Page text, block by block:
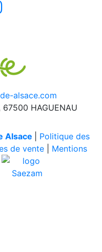
alsace.com
HAGUENAU
Alsace
Politique des
de vente| Mentions